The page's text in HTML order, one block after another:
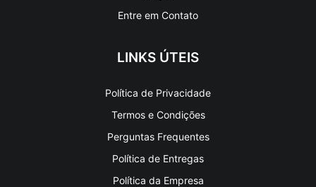
Entre em Contato
LINKS ÚTEIS
Política de Privacidade
Termos e Condições
Perguntas Frequentes
Política de Entregas
Política da Empresa